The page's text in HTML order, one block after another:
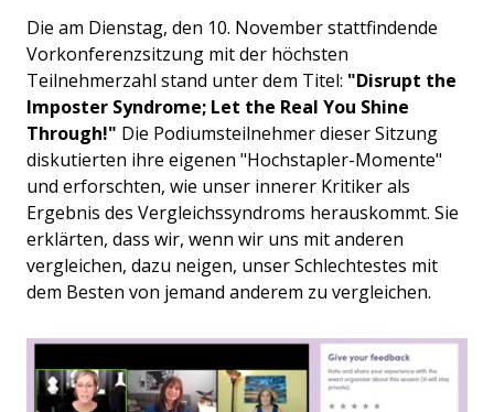
Die am Dienstag, den 10. November stattfindende
Vorkonferenzsitzung mit der höchsten
Teilnehmerzahl stand unter dem Titel: "Disrupt the
Imposter Syndrome; Let the Real You Shine
Through!" Die Podiumsteilnehmer dieser Sitzung
diskutierten ihre eigenen "Hochstapler-Momente"
und erforschten, wie unser innerer Kritiker als
Ergebnis des Vergleichssyndroms herauskommt. Sie
erklärten, dass wir, wenn wir uns mit anderen
vergleichen, dazu neigen, unser Schlechtestes mit
dem Besten von jemand anderem zu vergleichen.